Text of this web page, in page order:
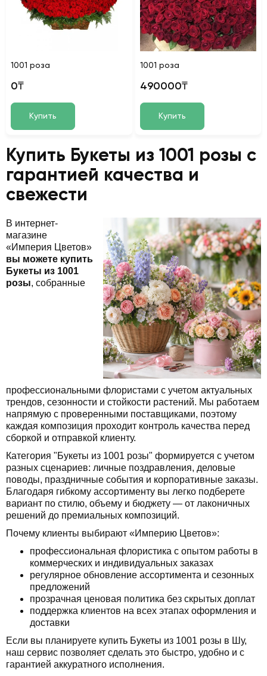
1001 роза
0₸
Купить
1001 роза
490000₸
Купить
Купить Букеты из 1001 розы с
гарантией качества и
свежести
В интернет-
магазине
«Империя Цветов»
вы можете купить
Букеты из 1001
розы, собранные
профессиональными флористами с учетом актуальных
трендов, сезонности и стойкости растений. Мы работаем
напрямую с проверенными поставщиками, поэтому
каждая композиция проходит контроль качества перед
сборкой и отправкой клиенту.
Категория "Букеты из 1001 розы" формируется с учетом
разных сценариев: личные поздравления, деловые
поводы, праздничные события и корпоративные заказы.
Благодаря гибкому ассортименту вы легко подберете
вариант по стилю, объему и бюджету — от лаконичных
решений до премиальных композиций.
Почему клиенты выбирают «Империю Цветов»:
профессиональная флористика с опытом работы в
коммерческих и индивидуальных заказах
регулярное обновление ассортимента и сезонных
предложений
прозрачная ценовая политика без скрытых доплат
поддержка клиентов на всех этапах оформления и
доставки
Если вы планируете купить Букеты из 1001 розы в Шу,
наш сервис позволяет сделать это быстро, удобно и с
гарантией аккуратного исполнения.